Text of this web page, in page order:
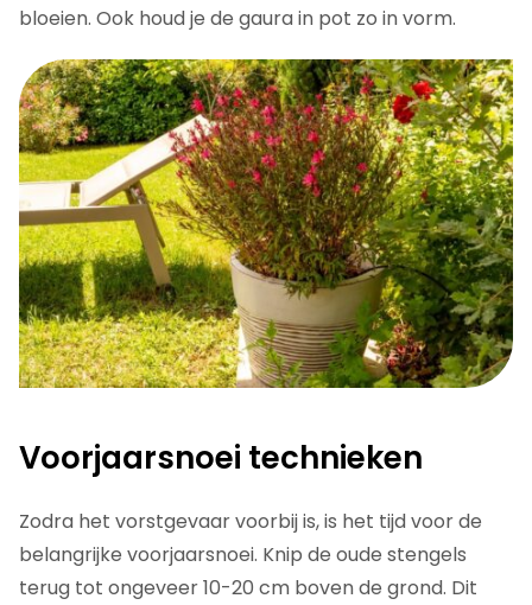
bloeien. Ook houd je de gaura in pot zo in vorm.
Voorjaarsnoei technieken
Zodra het vorstgevaar voorbij is, is het tijd voor de
belangrijke voorjaarsnoei. Knip de oude stengels
terug tot ongeveer 10-20 cm boven de grond. Dit